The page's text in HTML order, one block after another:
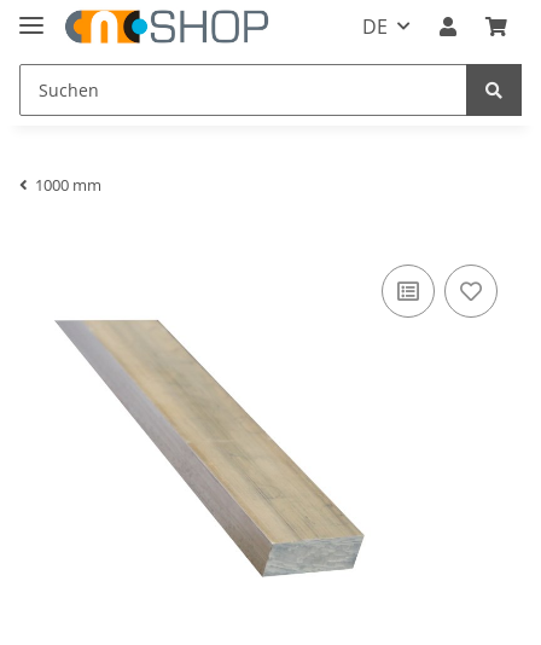
DE
1000 mm